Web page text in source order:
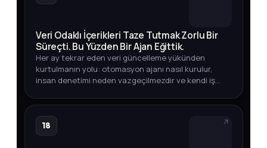
Veri Odaklı İçerikleri Taze Tutmak Zorlu Bir
Süreçti. Bu Yüzden Bir Ajan Eğittik.
Her ay tekrar eden veri güncelleme yükünden
kurtulmanın yolu: otomasyon ajanı nasıl kurulur,
insan denetimi neden vazgeçilmezdir ve kendi iş
18